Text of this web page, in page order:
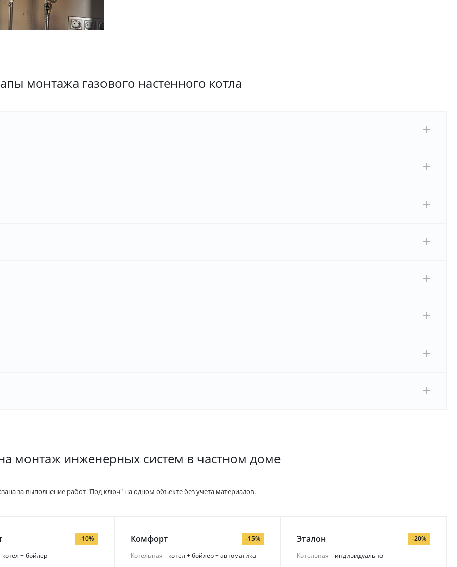
монтажа газового настенного котла
монтаж инженерных систем в частном доме
за выполнение работ "Под ключ" на одном объекте без учета материалов.
-10%
котел + бойлер
Комфорт
-15%
Котельная
котел + бойлер + автоматика
Эталон
-20%
Котельная
индивидуально